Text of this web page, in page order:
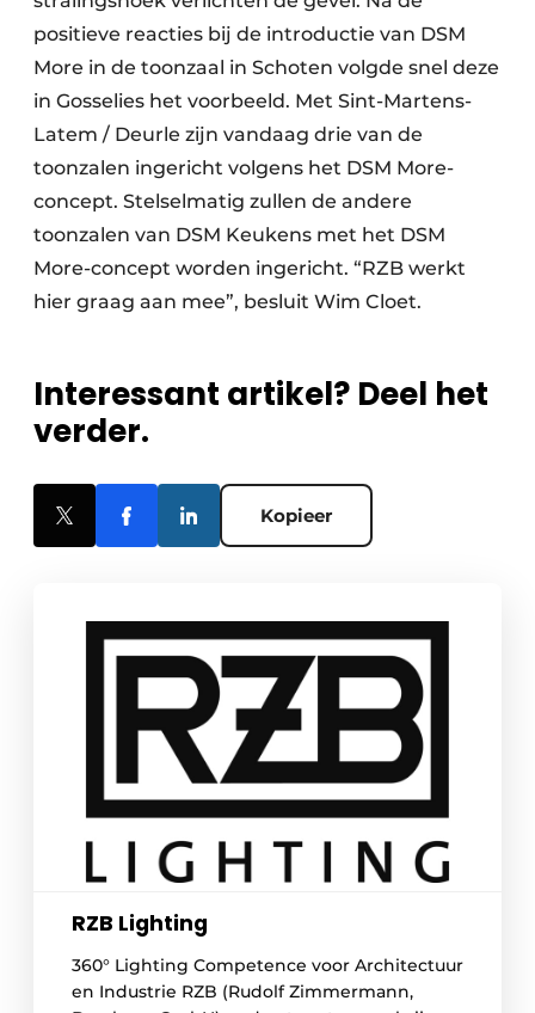
positieve reacties bij de introductie van DSM
More in de toonzaal in Schoten volgde snel deze
in Gosselies het voorbeeld. Met Sint-Martens-
Latem / Deurle zijn vandaag drie van de
toonzalen ingericht volgens het DSM More-
concept. Stelselmatig zullen de andere
toonzalen van DSM Keukens met het DSM
More-concept worden ingericht. “RZB werkt
hier graag aan mee”, besluit Wim Cloet.
Interessant artikel? Deel het
verder.
Kopieer
RZB Lighting
360° Lighting Competence voor Architectuur
en Industrie RZB (Rudolf Zimmermann,